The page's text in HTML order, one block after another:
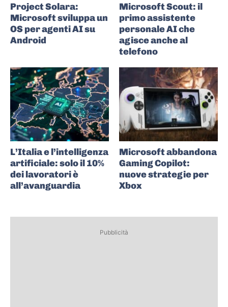
Project Solara:
Microsoft sviluppa un
OS per agenti AI su
Android
Microsoft Scout: il
primo assistente
personale AI che
agisce anche al
telefono
L’Italia e l’intelligenza
artificiale: solo il 10%
dei lavoratori è
all’avanguardia
Microsoft abbandona
Gaming Copilot:
nuove strategie per
Xbox
Pubblicità